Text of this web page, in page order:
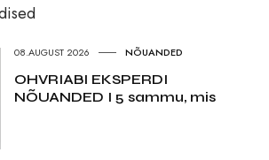
08.AUGUST 2026 NÕUANDED
OHVRIABI EKSPERDI
NÕUANDED I 5 sammu, mis